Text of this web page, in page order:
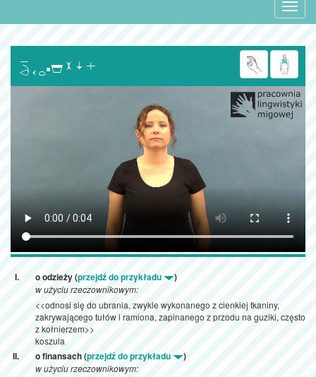

o odzieży (przejdź do przykładu )
w użyciu rzeczownikowym:
<<odnosi się do ubrania, zwykle wykonanego z cienkiej tkaniny,
zakrywającego tułów i ramiona, zapinanego z przodu na guziki, często
z kołnierzem>>
koszula
o finansach (przejdź do przykładu )
w użyciu rzeczownikowym: